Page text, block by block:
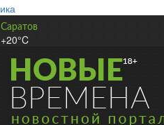
Саратов
+20°C